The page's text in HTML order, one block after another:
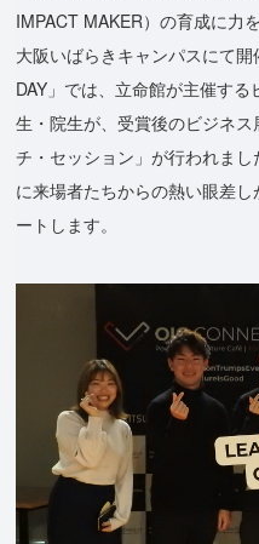
IMPACT MAKER）の育成に力
大阪いばらきキャンパスにて
DAY」では、立命館が主催す
生・院生が、受賞後のビジネ
チ・セッション」が行われま
に来場者たちからの熱い眼差
ートします。